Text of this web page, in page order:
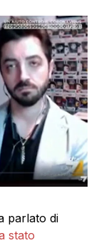
parlato di
stato